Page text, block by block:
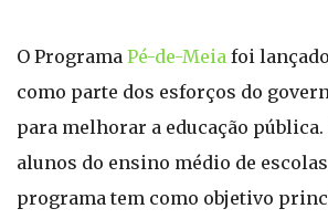
O Programa Pé-de-Meia foi
como parte dos esforços do
para melhorar a educação pública.
alunos do ensino médio de
programa tem como objetivo